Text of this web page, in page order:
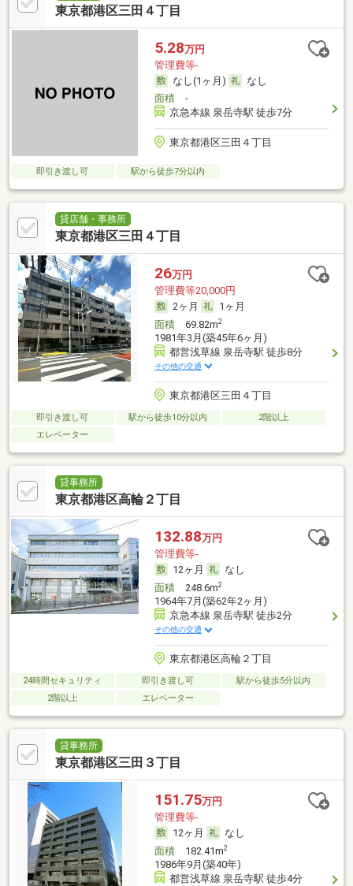
東京都港区三田４丁目
5.28万円
管理費等-
なし(1ヶ月)
なし
面積-
京急本線 泉岳寺駅 徒歩7分
東京都港区三田４丁目
即引き渡し可 駅から徒歩7分以内
貸店舗・事務所
東京都港区三田４丁目
26万円
管理費等20,000円
2ヶ月
1ヶ月
面積69.82m2
1981年3月(築45年6ヶ月)
都営浅草線 泉岳寺駅 徒歩8分
その他の交通
東京都港区三田４丁目
即引き渡し可 駅から徒歩10分以内
2階以上
エレベーター
貸事務所
東京都港区高輪２丁目
132.88万円
管理費等-
12ヶ月
なし
面積248.6m2
1964年7月(築62年2ヶ月)
京急本線 泉岳寺駅 徒歩2分
その他の交通
東京都港区高輪２丁目
24時間セキュリティ 即引き渡し可
駅から徒歩5分以内
2階以上
エレベーター
貸事務所
東京都港区三田３丁目
151.75万円
管理費等-
12ヶ月
なし
面積182.41m2
1986年9月(築40年)
都営浅草線 泉岳寺駅 徒歩4分